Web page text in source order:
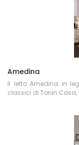
Amedina
Il letto Amedina in
classici di Tonin Casa,